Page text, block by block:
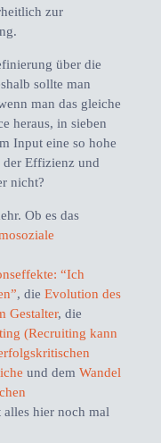
zur
über die
sollte man
man das gleiche
heraus, in sieben
Input eine so hohe
der Effizienz und
nicht?
Ob es das
“Ich
, die Evolution des
Gestalter, die
(Recruiting kann
und dem Wandel
hier noch mal